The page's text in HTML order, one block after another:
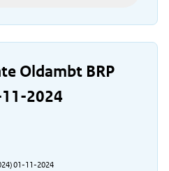
Oldambt BRP
11-2024
01-11-2024